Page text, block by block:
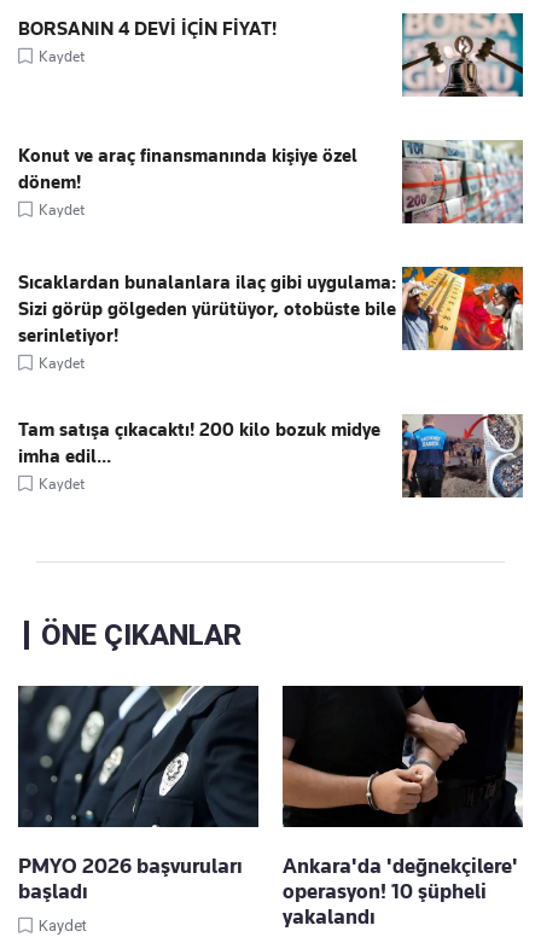
BORSANIN 4 DEVİ İÇİN FİYAT!
Kaydet
Konut ve araç finansmanında kişiye özel
dönem!
Kaydet
Sıcaklardan bunalanlara ilaç gibi uygulama:
Sizi görüp gölgeden yürütüyor, otobüste bile
serinletiyor!
Kaydet
Tam satışa çıkacaktı! 200 kilo bozuk midye
imha edil...
Kaydet
ÖNE ÇIKANLAR
PMYO 2026 başvuruları
başladı
Kaydet
Ankara'da 'değnekçilere'
operasyon! 10 şüpheli
yakalandı